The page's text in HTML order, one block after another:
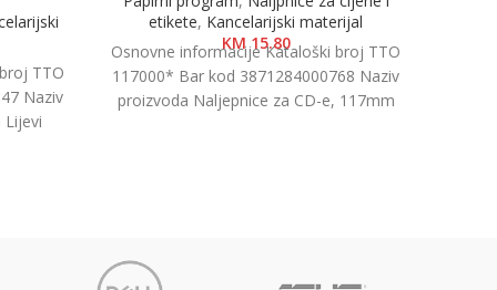
TTO
Naziv
Lijevi
etikete, Kancelarijski materijal
KM15.80
Osnovne informacije Kataloški broj TTO
117000* Bar kod 3871284000768 Naziv
proizvoda Naljepnice za CD-e, 117mm